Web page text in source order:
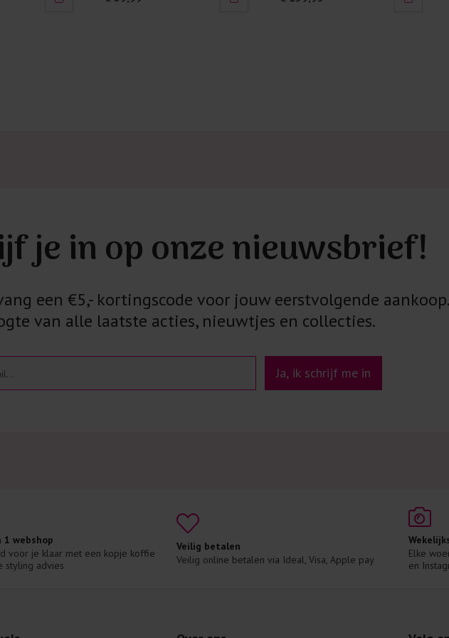
je in op onze nieuwsbrief!
een €5,- kortingscode voor jouw eerstvolgende
van alle laatste acties, nieuwtjes en collecties.
Ja, ik schrijf me in
1 webshop
voor je klaar met een kopje koffie
styling advies
Veilig betalen
Veilig online betalen via Ideal, Visa, Apple pay
Elke
en